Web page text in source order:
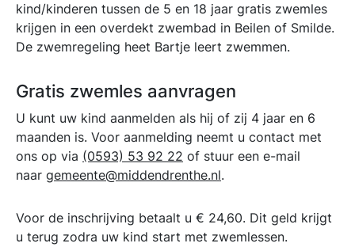
kind/kinderen tussen de 5 en 18 jaar gratis zwemles
krijgen in een overdekt zwembad in Beilen of Smilde.
De zwemregeling heet Bartje leert zwemmen.
Gratis zwemles aanvragen
U kunt uw kind aanmelden als hij of zij 4 jaar en 6
maanden is. Voor aanmelding neemt u contact met
ons op via (0593) 53 92 22 of stuur een e-mail
naar gemeente@middendrenthe.nl.
Voor de inschrijving betaalt u € 24,60. Dit geld krijgt
u terug zodra uw kind start met zwemlessen.